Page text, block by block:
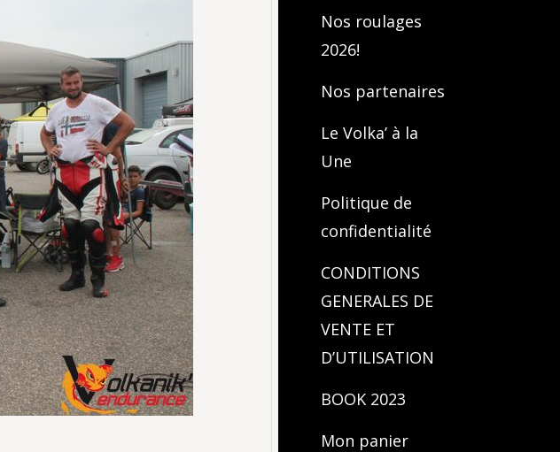
Nos roulages
2026!
Nos partenaires
Le Volka’ à la
Une
Politique de
confidentialité
CONDITIONS
GENERALES DE
VENTE ET
D’UTILISATION
BOOK 2023
Mon panier